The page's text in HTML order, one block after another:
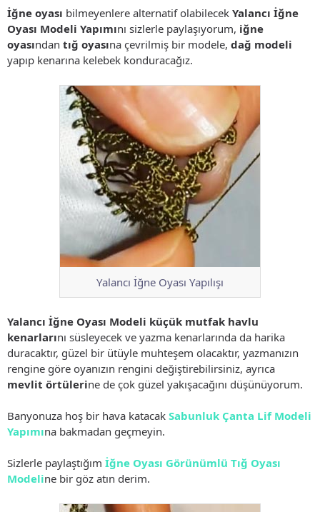
İğne oyası bilmeyenlere alternatif olabilecek Yalancı İğne
Oyası Modeli Yapımını sizlerle paylaşıyorum, iğne
oyasından tığ oyasına çevrilmiş bir modele, dağ modeli
yapıp kenarına kelebek konduracağız.
Yalancı İğne Oyası Yapılışı
Yalancı İğne Oyası Modeli küçük mutfak havlu
kenarlarını süsleyecek ve yazma kenarlarında da harika
duracaktır, güzel bir ütüyle muhteşem olacaktır, yazmanızın
rengine göre oyanızın rengini değiştirebilirsiniz, ayrıca
mevlit örtülerine de çok güzel yakışacağını düşünüyorum.
Banyonuza hoş bir hava katacak Sabunluk Çanta Lif Modeli
Yapımına bakmadan geçmeyin.
Sizlerle paylaştığım İğne Oyası Görünümlü Tığ Oyası
Modeline bir göz atın derim.